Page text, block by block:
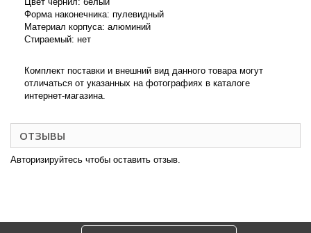
Форма наконечника: пулевидный
Материал корпуса: алюминий
Стираемый: нет
Комплект поставки и внешний вид данного товара могут
отличаться от указанных на фотографиях в каталоге
интернет-магазина.
ОТЗЫВЫ
Авторизируйтесь чтобы оставить отзыв.